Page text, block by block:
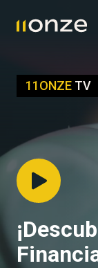
11ONZE TV
Se veía
CBDC